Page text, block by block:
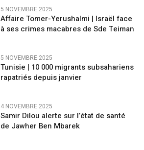
5 NOVEMBRE 2025
Affaire Tomer-Yerushalmi | Israël face
à ses crimes macabres de Sde Teiman
5 NOVEMBRE 2025
Tunisie | 10 000 migrants subsahariens
rapatriés depuis janvier
4 NOVEMBRE 2025
Samir Dilou alerte sur l’état de santé
de Jawher Ben Mbarek